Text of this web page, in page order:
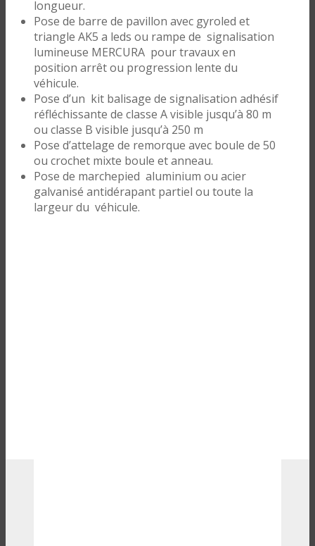
longueur.
Pose de barre de pavillon avec gyroled et
triangle AK5 a leds ou rampe de signalisation
lumineuse MERCURA pour travaux en
position arrêt ou progression lente du
véhicule.
Pose d’un kit balisage de signalisation adhésif
réfléchissante de classe A visible jusqu’à 80 m
ou classe B visible jusqu’à 250 m
Pose d’attelage de remorque avec boule de 50
ou crochet mixte boule et anneau.
Pose de marchepied aluminium ou acier
galvanisé antidérapant partiel ou toute la
largeur du véhicule.